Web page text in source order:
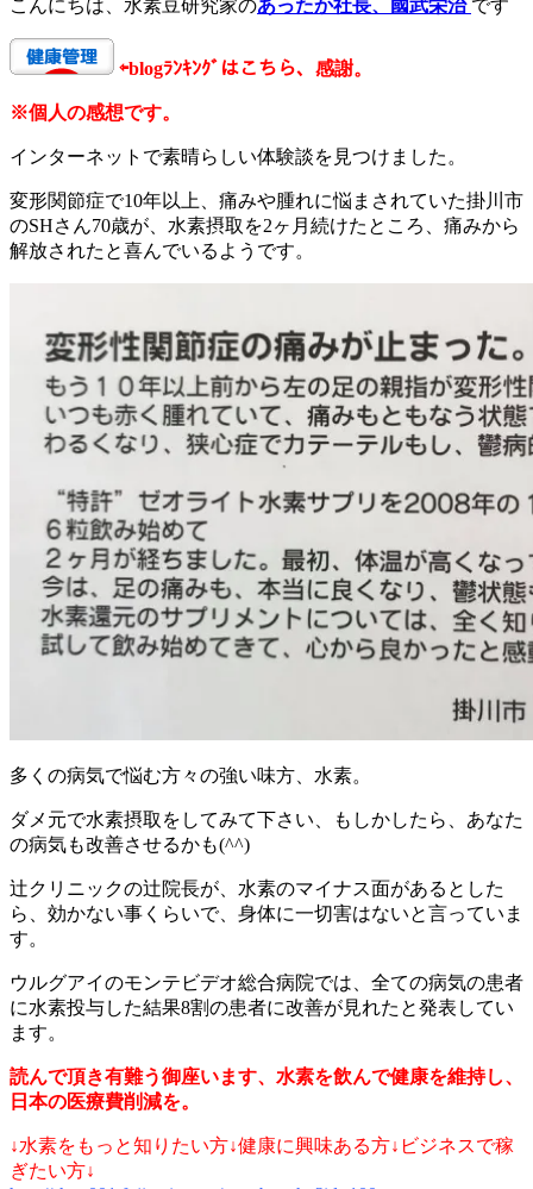
こんにちは、水素豆研究家のあったか社長、國武栄治 です
⇦blogﾗﾝｷﾝｸﾞはこちら、感謝。
※個人の感想です。
インターネットで素晴らしい体験談を見つけました。
変形関節症で10年以上、痛みや腫れに悩まされていた掛川市
のSHさん70歳が、水素摂取を2ヶ月続けたところ、痛みから
解放されたと喜んでいるようです。
多くの病気で悩む方々の強い味方、水素。
ダメ元で水素摂取をしてみて下さい、もしかしたら、あなた
の病気も改善させるかも(^^)
辻クリニックの辻院長が、水素のマイナス面があるとした
ら、効かない事くらいで、身体に一切害はないと言っていま
す。
ウルグアイのモンテビデオ総合病院では、全ての病気の患者
に水素投与した結果8割の患者に改善が見れたと発表してい
ます。
読んで頂き有難う御座います、水素を飲んで健康を維持し、
日本の医療費削減を。
↓水素をもっと知りたい方↓健康に興味ある方↓ビジネスで稼
ぎたい方↓